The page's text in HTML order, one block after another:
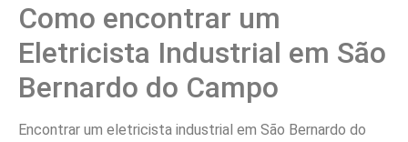
Como encontrar um
Eletricista Industrial em São
Bernardo do Campo
Encontrar um eletricista industrial em São Bernardo do